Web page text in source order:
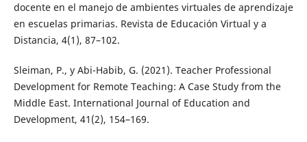
docente en el manejo de ambientes virtuales de aprendizaje
en escuelas primarias. Revista de Educación Virtual y a
Distancia, 4(1), 87–102.
Sleiman, P., y Abi-Habib, G. (2021). Teacher Professional
Development for Remote Teaching: A Case Study from the
Middle East. International Journal of Education and
Development, 41(2), 154–169.